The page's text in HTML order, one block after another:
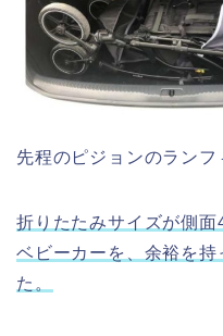
先程のピジョンのランフ
折りたたみサイズが側
ベビーカーを、余裕を
た。